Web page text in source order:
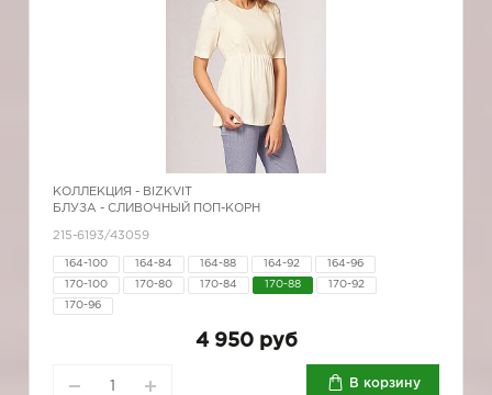
КОЛЛЕКЦИЯ - BIZKVIT
БЛУЗА - СЛИВОЧНЫЙ ПОП-КОРН
215-6193/43059
164-100 164-84 164-88 164-92 164-96
170-100 170-80 170-84 170-88 170-92
170-96
4 950 руб
В корзину